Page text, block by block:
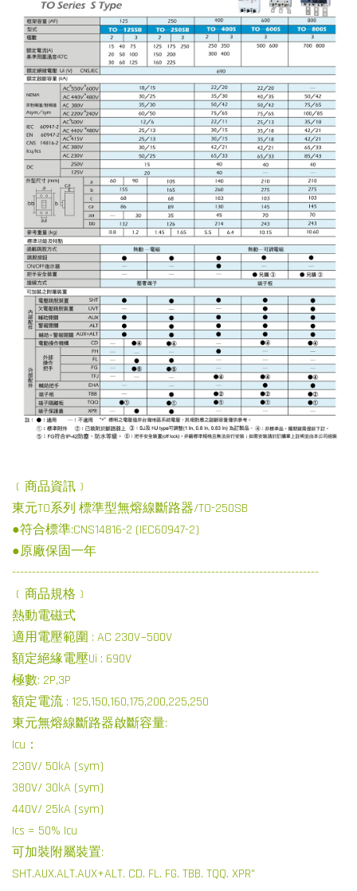
﹝商品資訊﹞
東元TO系列 標準型無熔線斷路器/TO-250SB
●符合標準:CNS14816-2 (IEC60947-2)
●原廠保固一年
-----------------------------------------------------------------------------
﹝商品規格﹞
熱動電磁式
適用電壓範圍 : AC 230V~500V
額定絕緣電壓Ui : 690V
極數: 2P,3P
額定電流 : 125,150,160,175,200,225,250
東元無熔線斷路器啟斷容量:
Icu：
230V/ 50kA (sym)
380V/ 30kA (sym)
440V/ 25kA (sym)
Ics = 50% Icu
可加裝附屬裝置:
SHT.AUX.ALT.AUX+ALT. CD. FL. FG. TBB. TQQ. XPR"